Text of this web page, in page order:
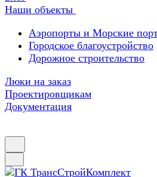
Наши объекты
Аэропорты и Морские
Городское благоустройство
Дорожное строительство
Люки на заказ
Проектировщикам
Документация